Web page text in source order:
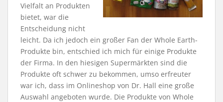
Vielfalt an Produkten
bietet, war die
Entscheidung nicht
leicht. Da ich jedoch ein großer Fan der Whole Earth-
Produkte bin, entschied ich mich für einige Produkte
der Firma. In den hiesigen Supermärkten sind die
Produkte oft schwer zu bekommen, umso erfreuter
war ich, dass im Onlineshop von Dr. Hall eine große
Auswahl angeboten wurde. Die Produkte von Whole